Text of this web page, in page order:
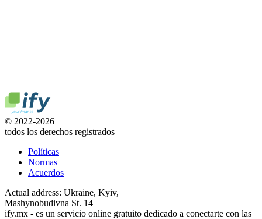
© 2022-2026
todos los derechos registrados
Políticas
Normas
Acuerdos
Actual address: Ukraine, Kyiv,
Mashynobudivna St. 14
ify.mx - es un servicio online gratuito dedicado a conectarte con las